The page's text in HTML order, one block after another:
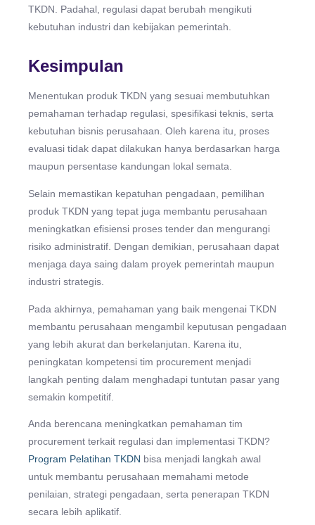
TKDN. Padahal, regulasi dapat berubah mengikuti
kebutuhan industri dan kebijakan pemerintah.
Kesimpulan
Menentukan produk TKDN yang sesuai membutuhkan
pemahaman terhadap regulasi, spesifikasi teknis, serta
kebutuhan bisnis perusahaan. Oleh karena itu, proses
evaluasi tidak dapat dilakukan hanya berdasarkan harga
maupun persentase kandungan lokal semata.
Selain memastikan kepatuhan pengadaan, pemilihan
produk TKDN yang tepat juga membantu perusahaan
meningkatkan efisiensi proses tender dan mengurangi
risiko administratif. Dengan demikian, perusahaan dapat
menjaga daya saing dalam proyek pemerintah maupun
industri strategis.
Pada akhirnya, pemahaman yang baik mengenai TKDN
membantu perusahaan mengambil keputusan pengadaan
yang lebih akurat dan berkelanjutan. Karena itu,
peningkatan kompetensi tim procurement menjadi
langkah penting dalam menghadapi tuntutan pasar yang
semakin kompetitif.
Anda berencana meningkatkan pemahaman tim
procurement terkait regulasi dan implementasi TKDN?
Program Pelatihan TKDN bisa menjadi langkah awal
untuk membantu perusahaan memahami metode
penilaian, strategi pengadaan, serta penerapan TKDN
secara lebih aplikatif.